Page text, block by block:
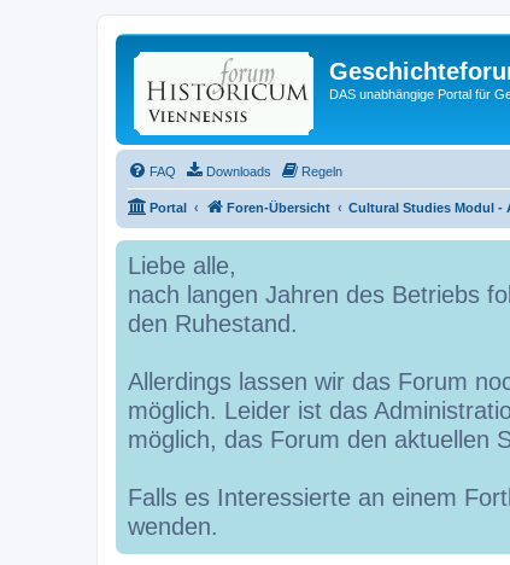
DAS unabhängige Portal für
FAQ Downloads Regeln
Portal Foren-Übersicht Cultural Studies Modul -
Liebe alle,
nach langen Jahren des Betriebs
den Ruhestand.
Allerdings lassen wir das Forum
möglich. Leider ist das
möglich, das Forum den aktuellen
Falls es Interessierte an einem
wenden.